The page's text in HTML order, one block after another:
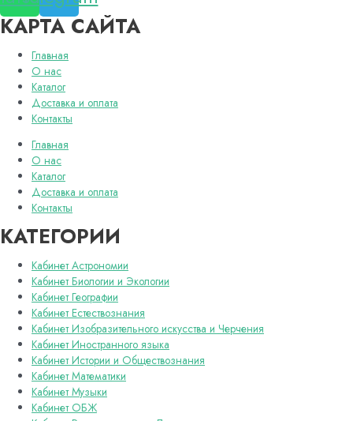
КАРТА САЙТА
Главная
О нас
Каталог
Доставка и оплата
Контакты
Главная
О нас
Каталог
Доставка и оплата
Контакты
КАТЕГОРИИ
Кабинет Астрономии
Кабинет Биологии и Экологии
Кабинет Географии
Кабинет Естествознания
Кабинет Изобразительного искусства и Черчения
Кабинет Иностранного языка
Кабинет Истории и Обществознания
Кабинет Математики
Кабинет Музыки
Кабинет ОБЖ